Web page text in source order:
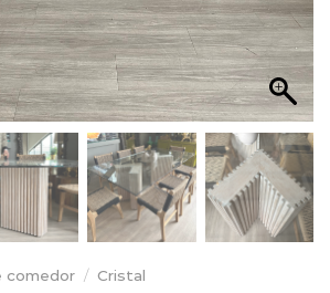
comedor / Cristal